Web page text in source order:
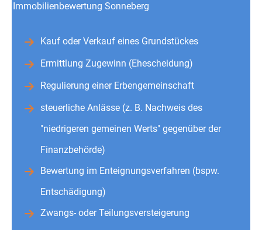
Immobilienbewertung Sonneberg
Kauf oder Verkauf eines Grundstückes
Ermittlung Zugewinn (Ehescheidung)
Regulierung einer Erbengemeinschaft
steuerliche Anlässe (z. B. Nachweis des
"niedrigeren gemeinen Werts" gegenüber der
Finanzbehörde)
Bewertung im Enteignungsverfahren (bspw.
Entschädigung)
Zwangs- oder Teilungsversteigerung